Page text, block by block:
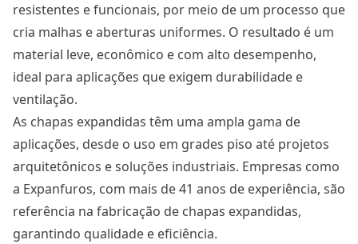
resistentes e funcionais, por meio de um processo que
cria malhas e aberturas uniformes. O resultado é um
material leve, econômico e com alto desempenho,
ideal para aplicações que exigem durabilidade e
ventilação.
As chapas expandidas têm uma ampla gama de
aplicações, desde o uso em grades piso até projetos
arquitetônicos e soluções industriais. Empresas como
a Expanfuros, com mais de 41 anos de experiência, são
referência na fabricação de chapas expandidas,
garantindo qualidade e eficiência.